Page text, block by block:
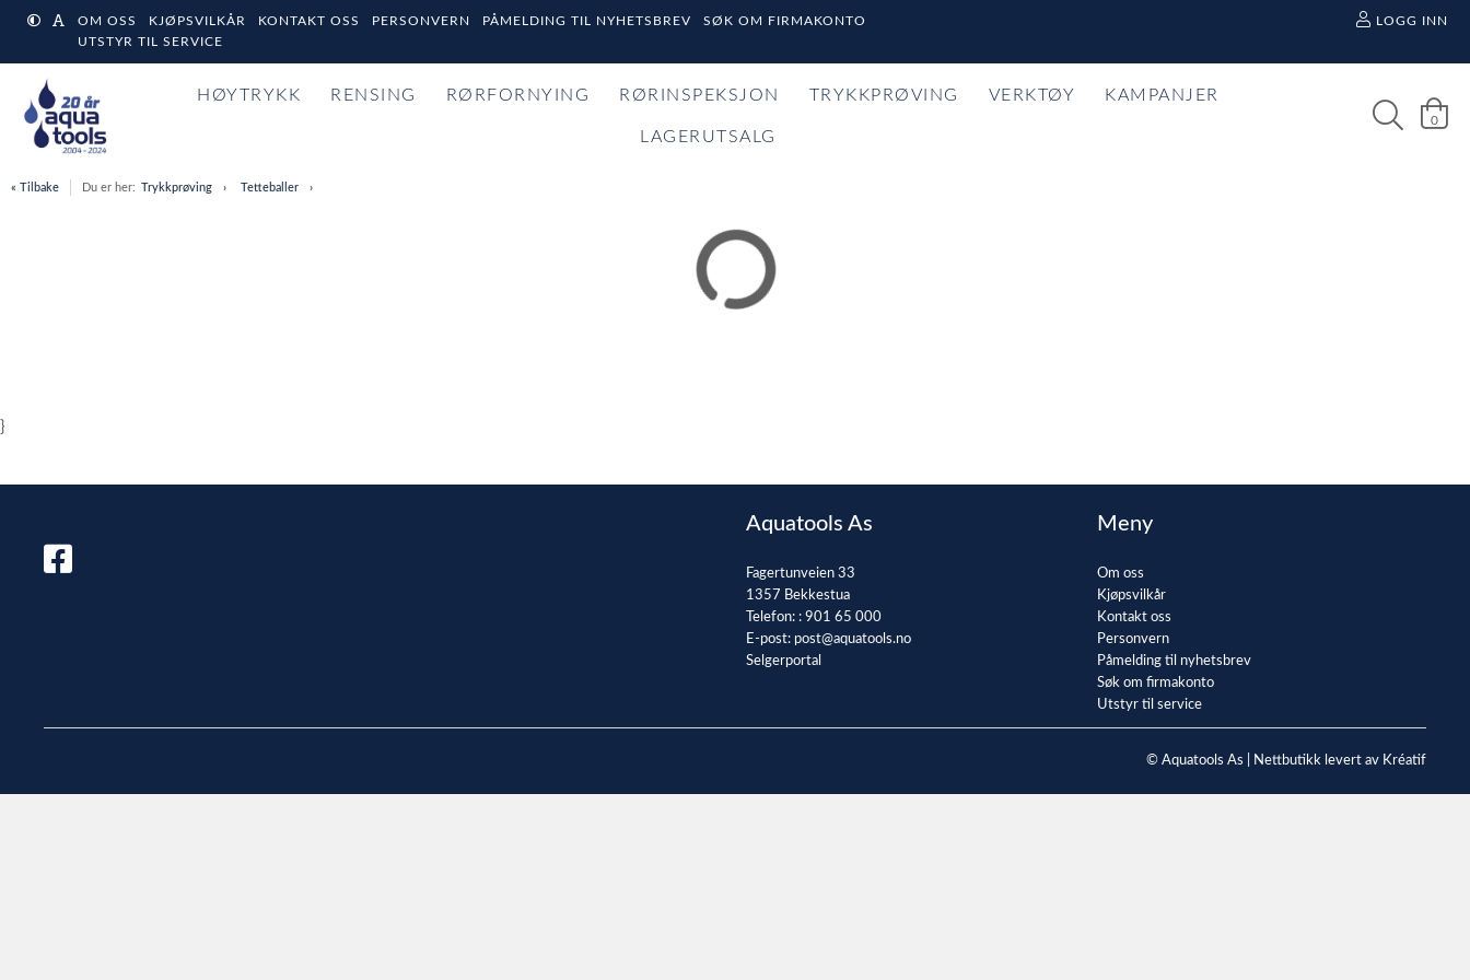
OM OSS KJØPSVILKÅR KONTAKT OSS PERSONVERN PÅMELDING TIL NYHETSBREV
SØK OM FIRMAKONTO
UTSTYR TIL SERVICE
LOGG INN
HØYTRYKK RENSING RØRFORNYING RØRINSPEKSJON TRYKKPRØVING VERKTØY KAMPANJER
LAGERUTSALG
0
« Tilbake Du er her: Trykkprøving Tetteballer
}
Aquatools As
Fagertunveien 33
1357 Bekkestua
Telefon: : 901 65 000
E-post: post@aquatools.no
Selgerportal
Meny
Om oss
Kjøpsvilkår
Kontakt oss
Personvern
Påmelding til nyhetsbrev
Søk om firmakonto
Utstyr til service
© Aquatools As | Nettbutikk levert av Kréatif